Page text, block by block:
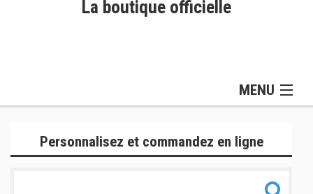
La boutique officielle
MENU
Lifestyle
Personnalisez et commandez en ligne